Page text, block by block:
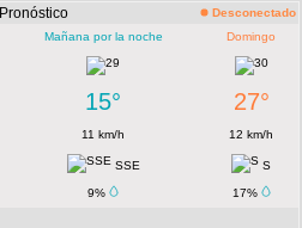
Pronóstico
Desconectado
Mañana por la noche Domingo
15° 27°
11 km/h 12 km/h
SSE S
9% 17%